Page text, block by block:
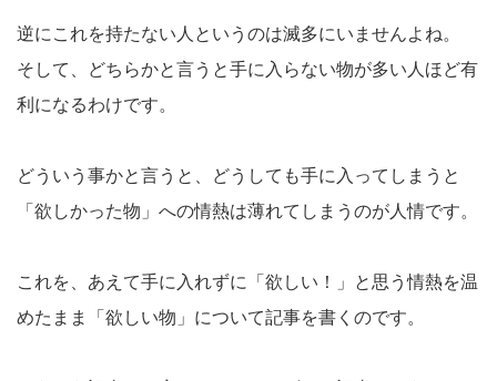
逆にこれを持たない人というのは滅多にいませんよね。
そして、どちらかと言うと手に入らない物が多い人ほど有
利になるわけです。
どういう事かと言うと、どうしても手に入ってしまうと
「欲しかった物」への情熱は薄れてしまうのが人情です。
これを、あえて手に入れずに「欲しい！」と思う情熱を温
めたまま「欲しい物」について記事を書くのです。